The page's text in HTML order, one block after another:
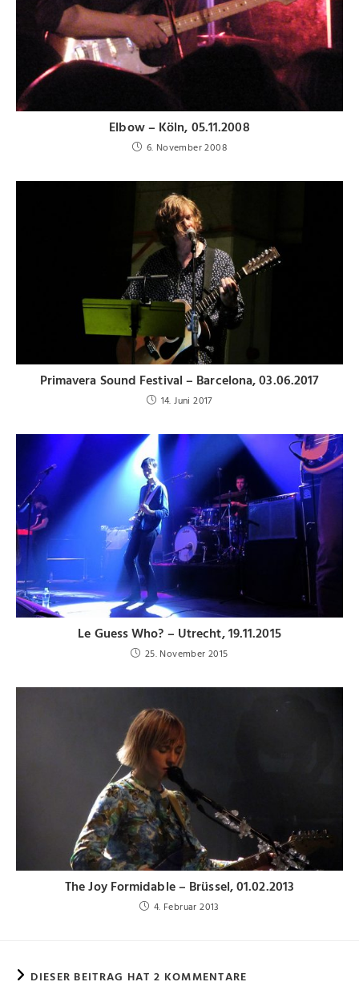
Elbow – Köln, 05.11.2008
6. November 2008
Primavera Sound Festival – Barcelona, 03.06.2017
14. Juni 2017
Le Guess Who? – Utrecht, 19.11.2015
25. November 2015
The Joy Formidable – Brüssel, 01.02.2013
4. Februar 2013
DIESER BEITRAG HAT 2 KOMMENTARE